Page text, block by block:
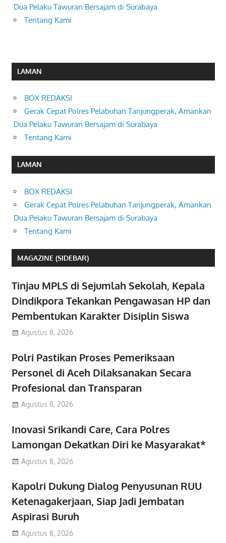
Dua Pelaku Tawuran Bersajam di Surabaya
Tentang Kami
LAMAN
BOX REDAKSI
Gerak Cepat Polres Pelabuhan Tanjungperak, Amankan
Dua Pelaku Tawuran Bersajam di Surabaya
Tentang Kami
LAMAN
BOX REDAKSI
Gerak Cepat Polres Pelabuhan Tanjungperak, Amankan
Dua Pelaku Tawuran Bersajam di Surabaya
Tentang Kami
MAGAZINE (SIDEBAR)
Tinjau MPLS di Sejumlah Sekolah, Kepala
Dindikpora Tekankan Pengawasan HP dan
Pembentukan Karakter Disiplin Siswa
Agustus 8, 2026
Polri Pastikan Proses Pemeriksaan
Personel di Aceh Dilaksanakan Secara
Profesional dan Transparan
Agustus 8, 2026
Inovasi Srikandi Care, Cara Polres
Lamongan Dekatkan Diri ke Masyarakat*
Agustus 8, 2026
Kapolri Dukung Dialog Penyusunan RUU
Ketenagakerjaan, Siap Jadi Jembatan
Aspirasi Buruh
Agustus 8, 2026